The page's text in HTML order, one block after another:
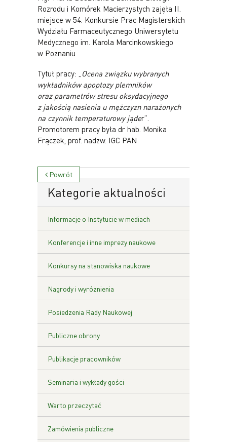
Rozrodu i Komórek Macierzystych zajęła II.
miejsce w 54. Konkursie Prac Magisterskich
Wydziału Farmaceutycznego Uniwersytetu
Medycznego im. Karola Marcinkowskiego
w Poznaniu
Tytuł pracy: „Ocena związku wybranych
wykładników apoptozy plemników
oraz parametrów stresu oksydacyjnego
z jakością nasienia u mężczyzn narażonych
na czynnik temperaturowy jąder”.
Promotorem pracy była dr hab. Monika
Frączek, prof. nadzw. IGC PAN
Powrót
Kategorie aktualności
Informacje o Instytucie w mediach
Konferencje i inne imprezy naukowe
Konkursy na stanowiska naukowe
Nagrody i wyróżnienia
Posiedzenia Rady Naukowej
Publiczne obrony
Publikacje pracowników
Seminaria i wykłady gości
Warto przeczytać
Zamówienia publiczne